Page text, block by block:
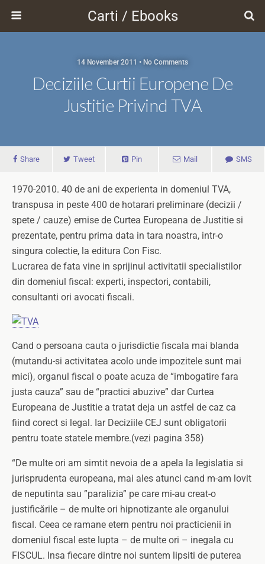
Carti / Ebooks
14 November 2011 • No Comments
Deciziile Curtii Europene De
Justitie Privind TVA
Share Tweet Pin Mail SMS
1970-2010. 40 de ani de experienta in domeniul TVA,
transpusa in peste 400 de hotarari preliminare (decizii /
spete / cauze) emise de Curtea Europeana de Justitie si
prezentate, pentru prima data in tara noastra, intr-o
singura colectie, la editura Con Fisc.
Lucrarea de fata vine in sprijinul activitatii specialistilor
din domeniul fiscal: experti, inspectori, contabili,
consultanti ori avocati fiscali.
Cand o persoana cauta o jurisdictie fiscala mai blanda
(mutandu-si activitatea acolo unde impozitele sunt mai
mici), organul fiscal o poate acuza de “imbogatire fara
justa cauza” sau de “practici abuzive” dar Curtea
Europeana de Justitie a tratat deja un astfel de caz ca
fiind corect si legal. Iar Deciziile CEJ sunt obligatorii
pentru toate statele membre.(vezi pagina 358)
“De multe ori am simtit nevoia de a apela la legislatia si
jurisprudenta europeana, mai ales atunci cand m-am lovit
de neputinta sau ”paralizia” pe care mi-au creat-o
justificările – de multe ori hipnotizante ale organului
fiscal. Ceea ce ramane etern pentru noi practicienii in
domeniul fiscal este lupta – de multe ori – inegala cu
FISCUL. Insa fiecare dintre noi suntem lipsiti de puterea